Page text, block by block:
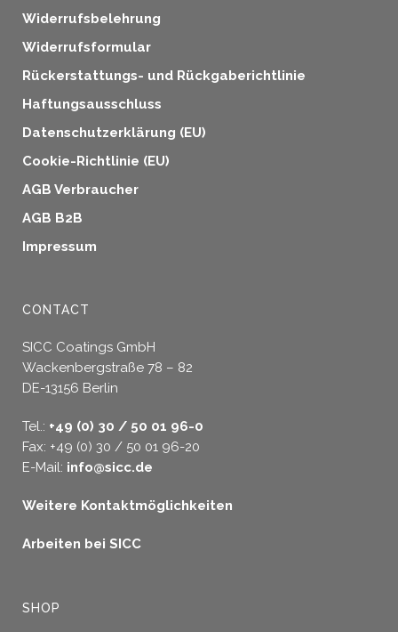
Widerrufsbelehrung
Widerrufsformular
Rückerstattungs- und Rückgaberichtlinie
Haftungsausschluss
Datenschutzerklärung (EU)
Cookie-Richtlinie (EU)
AGB Verbraucher
AGB B2B
Impressum
CONTACT
SICC Coatings GmbH
Wackenbergstraße 78 – 82
DE-13156 Berlin
Tel.: +49 (0) 30 / 50 01 96-0
Fax: +49 (0) 30 / 50 01 96-20
E-Mail: info@sicc.de
Weitere Kontaktmöglichkeiten
Arbeiten bei SICC
SHOP